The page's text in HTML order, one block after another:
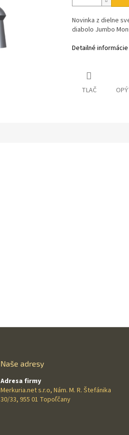
Novinka z dielne
diabolo Jumbo
Detailné informácie
TLAČ
Naše adresy
Adresa firmy
Merkuria.net s.r.o, Nám. M. R. Štefánika
30/33, 955 01 Topoľčany